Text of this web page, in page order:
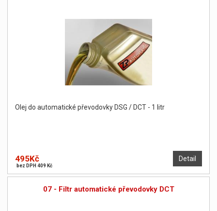
Olej do automatické převodovky DSG / DCT - 1 litr
Detail
495Kč
bez DPH 409 Kč
07 - Filtr automatické převodovky DCT